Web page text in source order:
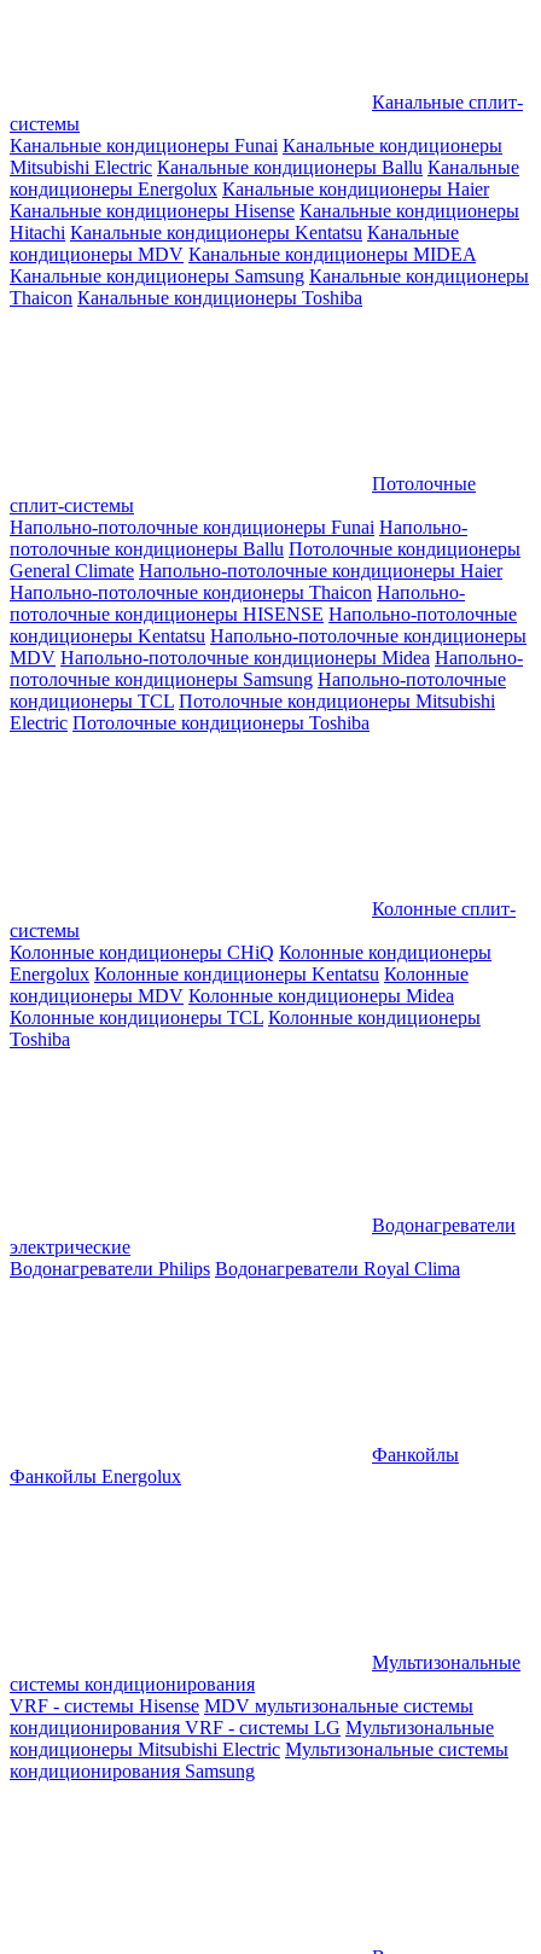
Канальные сплит-
системы
Канальные кондиционеры Funai Канальные кондиционеры
Mitsubishi Electric Канальные кондиционеры Ballu Канальные
кондиционеры Energolux Канальные кондиционеры Haier
Канальные кондиционеры Hisense Канальные кондиционеры
Hitachi Канальные кондиционеры Kentatsu Канальные
кондиционеры MDV Канальные кондиционеры MIDEA
Канальные кондиционеры Samsung Канальные кондиционеры
Thaicon Канальные кондиционеры Toshiba
Потолочные
сплит-системы
Напольно-потолочные кондиционеры Funai Напольно-
потолочные кондиционеры Ballu Потолочные кондиционеры
General Climate Напольно-потолочные кондиционеры Haier
Напольно-потолочные кондионеры Thaicon Напольно-
потолочные кондиционеры HISENSE Напольно-потолочные
кондиционеры Kentatsu Напольно-потолочные кондиционеры
MDV Напольно-потолочные кондиционеры Midea Напольно-
потолочные кондиционеры Samsung Напольно-потолочные
кондиционеры TCL Потолочные кондиционеры Mitsubishi
Electric Потолочные кондиционеры Toshiba
Колонные сплит-
системы
Колонные кондиционеры CHiQ Колонные кондиционеры
Energolux Колонные кондиционеры Kentatsu Колонные
кондиционеры MDV Колонные кондиционеры Midea
Колонные кондиционеры TCL Колонные кондиционеры
Toshiba
Водонагреватели
электрические
Водонагреватели Philips Водонагреватели Royal Clima
Фанкойлы
Фанкойлы Energolux
Мультизональные
системы кондиционирования
VRF - системы Hisense MDV мультизональные системы
кондиционирования VRF - системы LG Мультизональные
кондиционеры Mitsubishi Electric Мультизональные системы
кондиционирования Samsung